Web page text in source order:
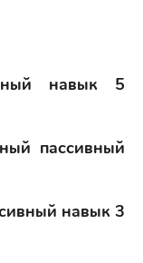
навык 5
пассивный
навык 3